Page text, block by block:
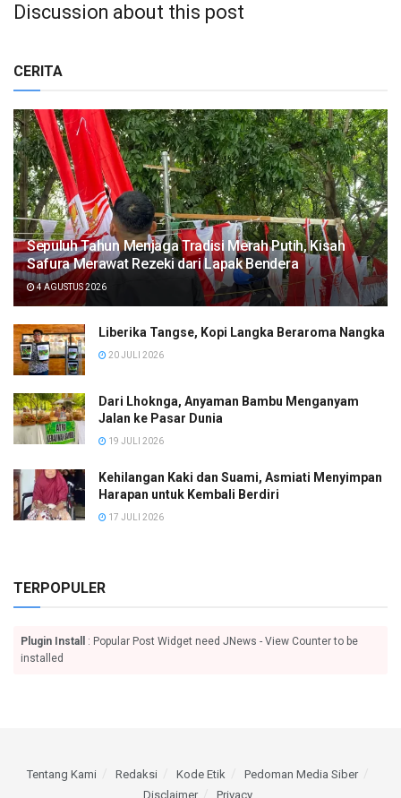
Discussion about this post
CERITA
Sepuluh Tahun Menjaga Tradisi Merah Putih, Kisah
Safura Merawat Rezeki dari Lapak Bendera
4 AGUSTUS 2026
Liberika Tangse, Kopi Langka Beraroma Nangka
20 JULI 2026
Dari Lhoknga, Anyaman Bambu Menganyam
Jalan ke Pasar Dunia
19 JULI 2026
Kehilangan Kaki dan Suami, Asmiati Menyimpan
Harapan untuk Kembali Berdiri
17 JULI 2026
TERPOPULER
Plugin Install
: Popular Post Widget need JNews - View Counter to be
installed
Tentang Kami Redaksi Kode Etik
Pedoman Media Siber
Disclaimer
Privacy